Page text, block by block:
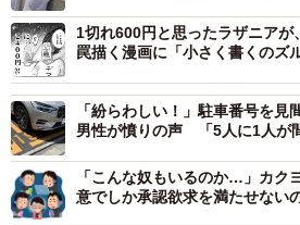
そうツイートしたのは、さぼなすさ
く映画館を利用していたというさぼ
う姑息な人が存在していると知り、
るの？と驚きました」と語る。
1切れ600円と思ったラザニア
罠描く漫画に「小さく書くのズ
「紛らわしい！」駐車番号を見
男性が憤りの声 「5人に1人が
「こんな奴もいるのか…」カ
意でしか承認欲求を満たせない